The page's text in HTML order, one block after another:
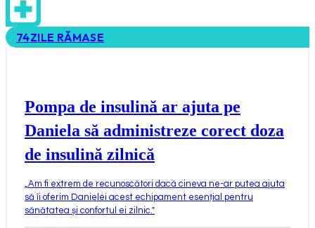
74ZILE RĂMASE
Pompa de insulină ar ajuta pe
Daniela să administreze corect doza
de insulină zilnică
Am fi extrem de recunoscători dacă cineva ne-ar putea ajuta
să îi oferim Danielei acest echipament esențial pentru
sănătatea și confortul ei zilnic. "